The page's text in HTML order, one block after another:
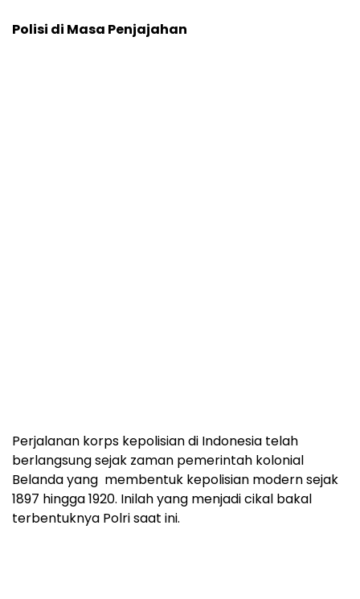
Polisi di Masa Penjajahan
Perjalanan korps kepolisian di Indonesia telah
berlangsung sejak zaman pemerintah kolonial
Belanda yang membentuk kepolisian modern sejak
1897 hingga 1920. Inilah yang menjadi cikal bakal
terbentuknya Polri saat ini.